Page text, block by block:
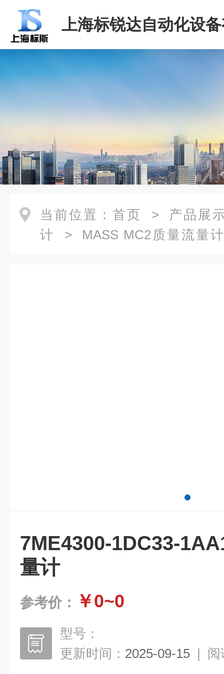
上海标锐达自动化设
司
当前位置： 首页 > 产品展
计
> MASS MC2质量流量
7ME4300-1DC33-
量计
参考价： ￥0~0
型号：
更新时间： 2025-09-15 | 阅